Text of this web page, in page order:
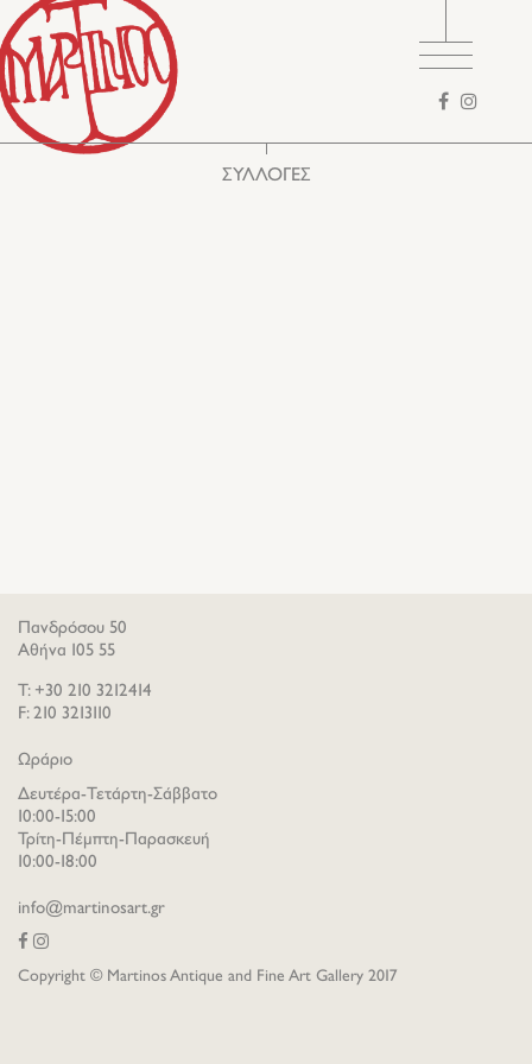
αναζήτησης
ΣΥΛΛΟΓΕΣ
Πανδρόσου 50
Αθήνα 105 55
T: +30 210 3212414
F: 210 3213110
Ωράριο
Δευτέρα-Τετάρτη-Σάββατο
10:00-15:00
Τρίτη-Πέμπτη-Παρασκευή
10:00-18:00
info@martinosart.gr
Copyright © Martinos Antique and Fine Art Gallery 2017